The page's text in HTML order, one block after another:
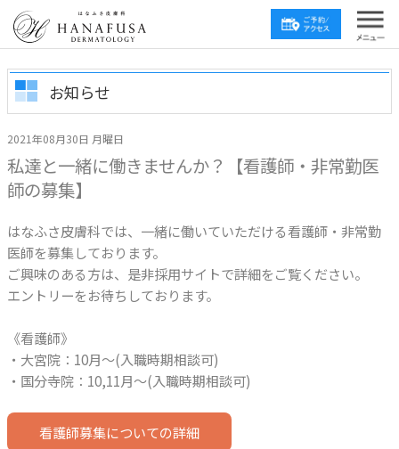
お知らせ
2021年08月30日 月曜日
私達と一緒に働きませんか？【看護師・非常勤医
師の募集】
はなふさ皮膚科では、一緒に働いていただける看護師・非常勤
医師を募集しております。
ご興味のある方は、是非採用サイトで詳細をご覧ください。
エントリーをお待ちしております。
《看護師》
・大宮院：10月～(入職時期相談可)
・国分寺院：10,11月～(入職時期相談可)
看護師募集についての詳細